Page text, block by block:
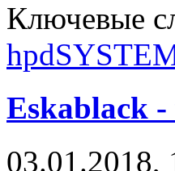
Ключевые
Eskablack
03.01.2018,